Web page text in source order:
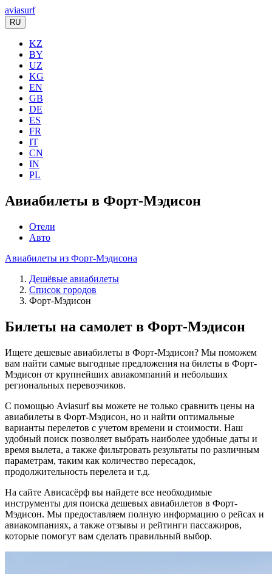
aviasurf
RU
KZ
BY
UZ
KG
EN
GB
DE
ES
FR
IT
CN
IN
PL
Авиабилеты в Форт-Мэдисон
Отели
Авто
Авиабилеты из Форт-Мэдисона
Дешёвые авиабилеты
Список городов
Форт-Мэдисон
Билеты на самолет в Форт-Мэдисон
Ищете дешевые авиабилеты в Форт-Мэдисон? Мы поможем
вам найти самые выгодные предложения на билеты в Форт-
Мэдисон от крупнейших авиакомпаний и небольших
региональных перевозчиков.
С помощью Aviasurf вы можете не только сравнить цены на
авиабилеты в Форт-Мэдисон, но и найти оптимальные
варианты перелетов с учетом времени и стоимости. Наш
удобный поиск позволяет выбрать наиболее удобные даты и
время вылета, а также фильтровать результаты по различным
параметрам, таким как количество пересадок,
продолжительность перелета и т.д.
На сайте Ависасёрф вы найдете все необходимые
инструменты для поиска дешевых авиабилетов в Форт-
Мэдисон. Мы предоставляем полную информацию о рейсах и
авиакомпаниях, а также отзывы и рейтинги пассажиров,
которые помогут вам сделать правильный выбор.